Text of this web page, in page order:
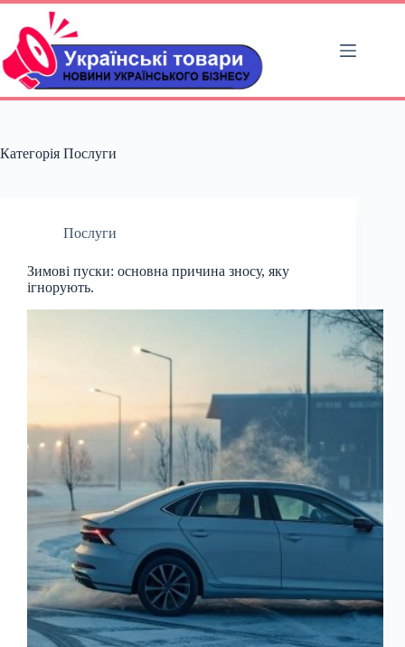
Перейти
вмісту
Категорія Послуги
Послуги
Зимові пуски: основна причина зносу, яку
ігнорують.